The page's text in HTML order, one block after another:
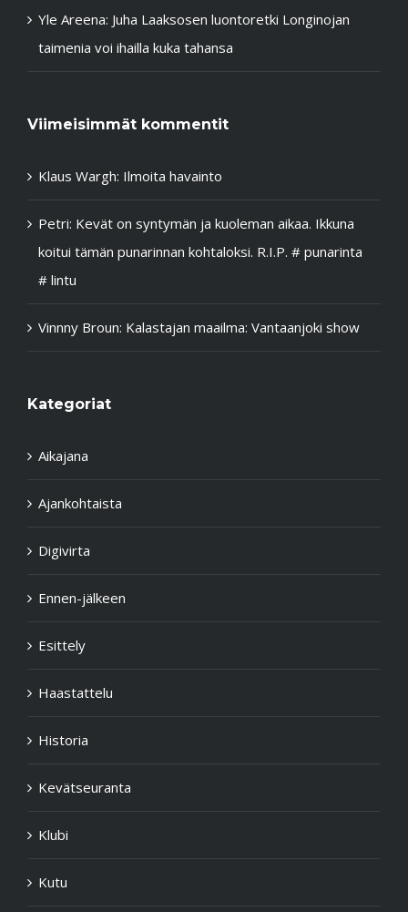
Yle Areena: Juha Laaksosen luontoretki Longinojan
taimenia voi ihailla kuka tahansa
Viimeisimmät kommentit
Klaus Wargh: Ilmoita havainto
Petri: Kevät on syntymän ja kuoleman aikaa. Ikkuna
koitui tämän punarinnan kohtaloksi. R.I.P. # punarinta
# lintu
Vinnny Broun: Kalastajan maailma: Vantaanjoki show
Kategoriat
Aikajana
Ajankohtaista
Digivirta
Ennen-jälkeen
Esittely
Haastattelu
Historia
Kevätseuranta
Klubi
Kutu